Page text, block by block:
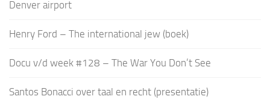
Denver airport
Henry Ford – The international jew (boek)
Docu v/d week #128 – The War You Don’t See
Santos Bonacci over taal en recht (presentatie)